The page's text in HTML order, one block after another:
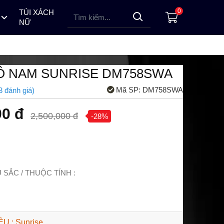
TÚI XÁCH
NỮ
0
NAM SUNRISE DM758SWA
đánh giá) Mã SP: DM758SWA
đ 2,500,000 đ -28%
SẮC / THUỘC TÍNH :
: Sunrise